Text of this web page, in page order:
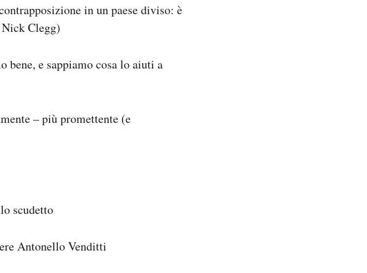
in un paese diviso: è
Clegg)
bene, e sappiamo cosa lo aiuti a
– più promettente (e
scudetto
Antonello Venditti